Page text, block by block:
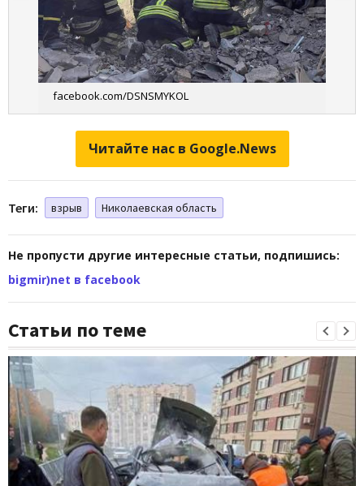
facebook.com/DSNSMYKOL
Читайте нас в Google.News
Теги: взрыв Николаевская область
Не пропусти другие интересные статьи, подпишись:
bigmir)net в facebook
Статьи по теме